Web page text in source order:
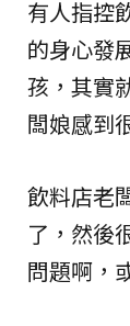
有人指控
的身心發
孩，其實
闆娘感到
飲料店老
了，然後
問題啊，